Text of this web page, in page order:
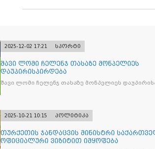
2025-12-02 17:21 სპორტი
შავი ლომი ჩელენჯ თასაზე მონპელიეს
დაუპირისპირდება
შავი ლომი ჩელენჯ თასაზე მონპელიეს
2025-10-21 10:15 პოლიტიკა
თურქეთის ჯანდაცვის მინისტრი
ოფიციალური ვიზიტით იმყოფება